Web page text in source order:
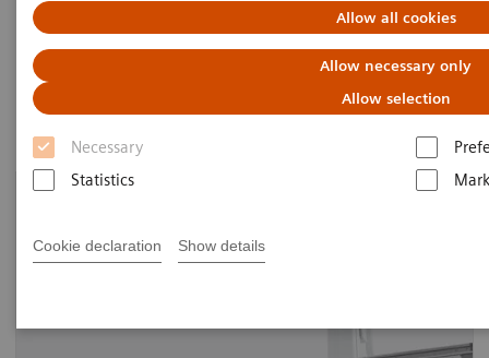
Allow all cookies
Allow necessary only
Allow selection
Necessary
Statistics
Cookie declaration Show details
Information Gallery